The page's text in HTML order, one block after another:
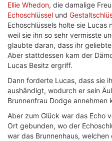
Ellie Whedon, die damalige
Echoschlüssel und
Echoschlüssels holte sie
weil sie ihn so sehr vermisste
glaubte daran, dass ihr
Aber stattdessen kam der
Lucas Besitz ergriff.
Dann forderte Lucas, dass sie
aushändigt, wodurch er sein
Brunnenfrau Dodge annehmen
Aber zum Glück war das Echo
Ort gebunden, wo der
war das Brunnenhaus,